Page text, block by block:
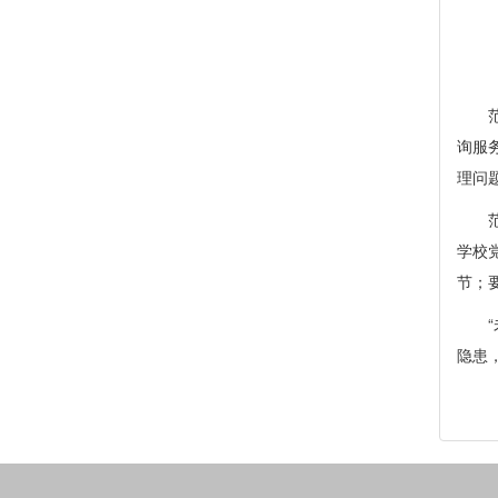
询服
理问
学校
节；
隐患